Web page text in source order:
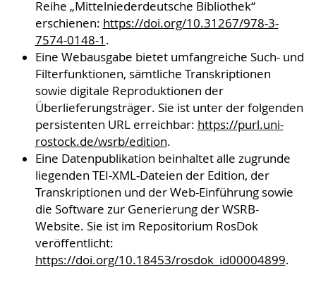
Reihe „Mittelniederdeutsche Bibliothek“
erschienen: https://doi.org/10.31267/978-3-
7574-0148-1 .
Eine Webausgabe bietet umfangreiche Such- und
Filterfunktionen, sämtliche Transkriptionen
sowie digitale Reproduktionen der
Überlieferungsträger. Sie ist unter der folgenden
persistenten URL erreichbar: https://purl.uni-
rostock.de/wsrb/edition.
Eine Datenpublikation beinhaltet alle zugrunde
liegenden TEI-XML-Dateien der Edition, der
Transkriptionen und der Web-Einführung sowie
die Software zur Generierung der WSRB-
Website. Sie ist im Repositorium RosDok
veröffentlicht:
https://doi.org/10.18453/rosdok_id00004899.